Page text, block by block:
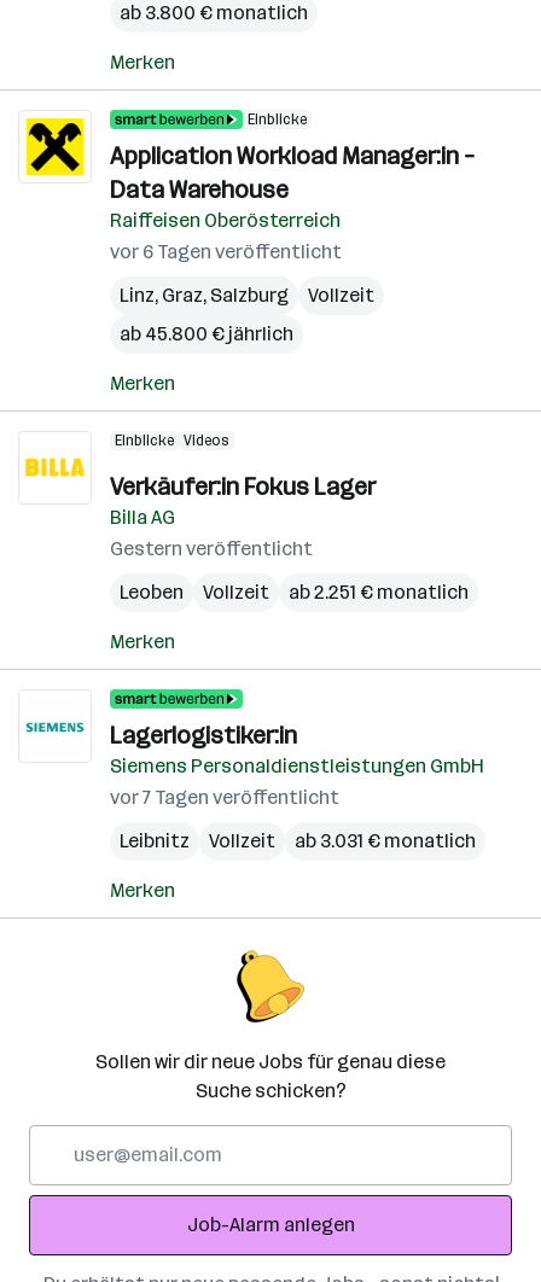
ab 3.800 € monatlich
Merken
Einblicke
Application Workload Manager:in –
Data Warehouse
Raiffeisen Oberösterreich
vor 6 Tagen veröffentlicht
Linz, Graz, Salzburg
Vollzeit
ab 45.800 € jährlich
Merken
Einblicke Videos
Verkäufer:in Fokus Lager
Billa AG
Gestern veröffentlicht
Leoben
Vollzeit ab 2.251 € monatlich
Merken
Lagerlogistiker:in
Siemens Personaldienstleistungen GmbH
vor 7 Tagen veröffentlicht
Leibnitz
Vollzeit ab 3.031 € monatlich
Merken
Sollen wir dir neue Jobs für genau diese
Suche schicken?
Adresse
Job-Alarm anlegen